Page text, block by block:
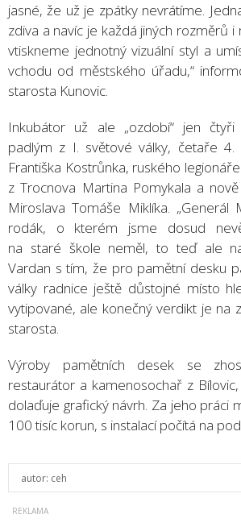
jasné, že už je zpátky nevrátíme.
zdiva a navíc je každá jiných rozměrů i
vtiskneme jednotný vizuální styl a
vchodu od městského úřadu,“
starosta Kunovic.
Inkubátor už ale „ozdobí“ jen
padlým z I. světové války, četaře 4.
Františka Kostrůnka, ruského
z Trocnova Martina Pomykala a
Miroslava Tomáše Miklíka. „Generál
rodák, o kterém jsme dosud
na staré škole neměl, to teď ale
Vardan s tím, že pro pamětní desku
války radnice ještě důstojné místo
vytipované, ale konečný verdikt je na
starosta.
Výroby pamětních desek se
restaurátor a kamenosochař z
dolaďuje grafický návrh. Za jeho práci
100 tisíc korun, s instalací počítá na
autor: ceh